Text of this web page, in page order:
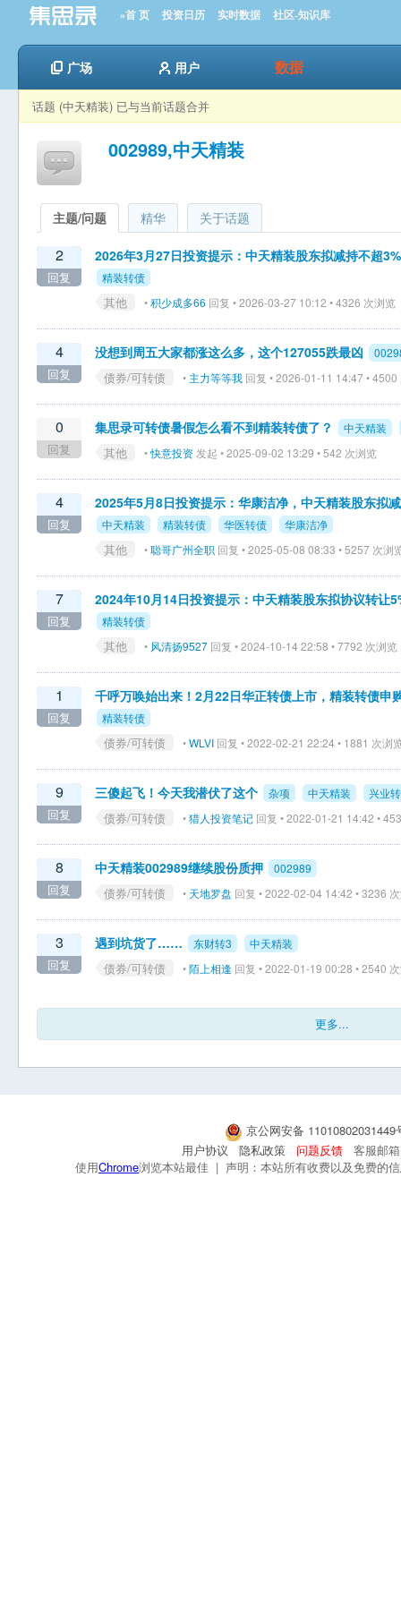
»首 页 投资日历 实时数据 社区-知识库
广场 用户 数据
话题 (中天精装) 已与当前话题合并
002989,中天精装
主题/问题 精华 关于话题
2
回复
2026年3月27日投资提示：中天精装股东拟减持不超
精装转债
其他 •积少成多66 回复 • 2026-03-27 10:12 • 4326 次浏览
4
回复
没想到周五大家都涨这么多，这个127055跌最凶
债券/可转债 • 主力等等我 回复 • 2026-01-11 14:47 • 4500
0
回复
集思录可转债暑假怎么看不到精装转债了？ 中天精装
其他 •快意投资 发起 • 2025-09-02 13:29 • 542 次浏览
4
回复
2025年5月8日投资提示：华康洁净，中天精装股东拟
中天精装 精装转债 华医转债 华康洁净
其他 •聪哥广州全职 回复 • 2025-05-08 08:33 • 5257 次浏
7
回复
2024年10月14日投资提示：中天精装股东拟协议转让
精装转债
其他 • 风清扬9527 回复 • 2024-10-14 22:58 • 7792 次浏览
1
回复
千呼万唤始出来！2月22日华正转债上市，精装转债申
精装转债
债券/可转债 •WLVI 回复 • 2022-02-21 22:24 • 1881 次浏
9
回复
三傻起飞！今天我潜伏了这个 杂项 中天精装 兴业
债券/可转债 •猎人投资笔记 回复 • 2022-01-21 14:42 •
8
回复
中天精装002989继续股份质押 002989
债券/可转债 • 天地罗盘 回复 • 2022-02-04 14:42 • 3236
3
回复
遇到坑货了…… 东财转3 中天精装
债券/可转债 •陌上相逢 回复 • 2022-01-19 00:28 • 2540
更多...
京公网安备
用户协议
隐私政策 问题反馈
客服邮
使用Chrome浏览本站最佳 | 声明：本站所有收费以及免费的